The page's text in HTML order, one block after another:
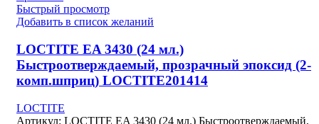
Быстрый просмотр
Добавить в список желаний
LOCTITE EA 3430 (24 мл.)
Быстроотверждаемый, прозрачный эпоксид (2-
комп.шприц) LOCTITE201414
LOCTITE
Артикул: LOCTITE EA 3430 (24 мл.) Быстроотверждаемый,